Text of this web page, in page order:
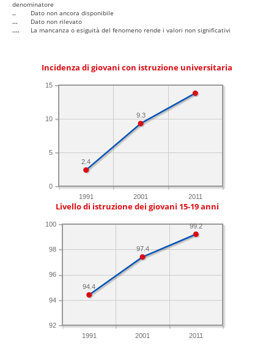
denominatore
..
Dato non ancora disponibile
...
Dato non rilevato
....
La mancanza o esiguità del fenomeno rende i valori non significativi
Incidenza di giovani con istruzione universitaria
1991 2001 2011
0
5
10
15
9.3
2.4
Livello di istruzione dei giovani 15-19 anni
1991 2001 2011
92
94
96
98
100 99.2
97.4
94.4